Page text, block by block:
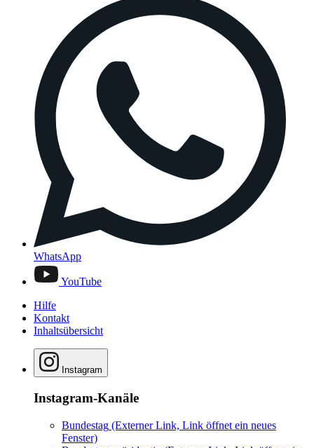
WhatsApp
YouTube
Hilfe
Kontakt
Inhaltsübersicht
Instagram
Instagram-Kanäle
Bundestag (Externer Link, Link öffnet ein neues
Fenster)